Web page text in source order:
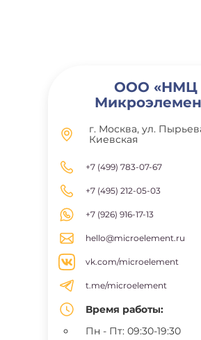
ООО «НМЦ
г. Москва, ул.
Киевская
+7 (499) 783-07-67
+7 (495) 212-05-03
+7 (926) 916-17-13
hello@microelement.ru
vk.com/microelement
t.me/microelement
Время работы:
Пн - Пт: 09:30-19:30